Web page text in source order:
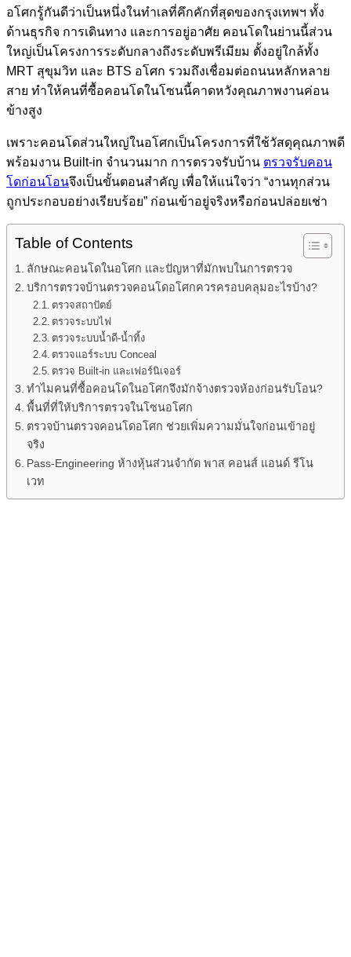
อโศกรู้กันดีว่าเป็นหนึ่งในทำเลที่คึกคักที่สุดของกรุงเทพฯ ทั้ง
ด้านธุรกิจ การเดินทาง และการอยู่อาศัย คอนโดในย่านนี้ส่วน
ใหญ่เป็นโครงการระดับกลางถึงระดับพรีเมียม ตั้งอยู่ใกล้ทั้ง
MRT สุขุมวิท และ BTS อโศก รวมถึงเชื่อมต่อถนนหลักหลาย
สาย ทำให้คนที่ซื้อคอนโดในโซนนี้คาดหวังคุณภาพงานค่อน
ข้างสูง
เพราะคอนโดส่วนใหญ่ในอโศกเป็นโครงการที่ใช้วัสดุคุณภาพดี
พร้อมงาน Built-in จำนวนมาก การตรวจรับบ้าน ตรวจรับคอน
โดก่อนโอนจึงเป็นขั้นตอนสำคัญ เพื่อให้แน่ใจว่า “งานทุกส่วน
ถูกประกอบอย่างเรียบร้อย” ก่อนเข้าอยู่จริงหรือก่อนปล่อยเช่า
Table of Contents
ลักษณะคอนโดในอโศก และปัญหาที่มักพบในการตรวจ
บริการตรวจบ้านตรวจคอนโดอโศกควรครอบคลุมอะไรบ้าง?
ตรวจสถาปัตย์
ตรวจระบบไฟ
ตรวจระบบน้ำดี-น้ำทิ้ง
ตรวจแอร์ระบบ Conceal
ตรวจ Built-in และเฟอร์นิเจอร์
ทำไมคนที่ซื้อคอนโดในอโศกจึงมักจ้างตรวจห้องก่อนรับโอน?
พื้นที่ที่ให้บริการตรวจในโซนอโศก
ตรวจบ้านตรวจคอนโดอโศก ช่วยเพิ่มความมั่นใจก่อนเข้าอยู่
จริง
Pass-Engineering ห้างหุ้นส่วนจำกัด พาส คอนส์ แอนด์ รีโน
เวท